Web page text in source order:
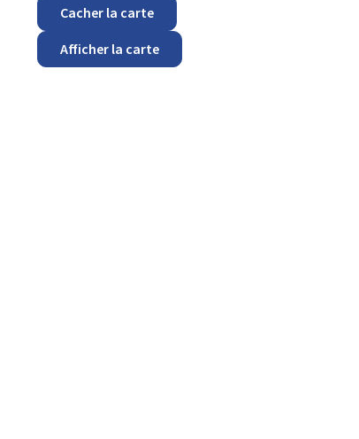
Cacher la carte
Afficher la carte